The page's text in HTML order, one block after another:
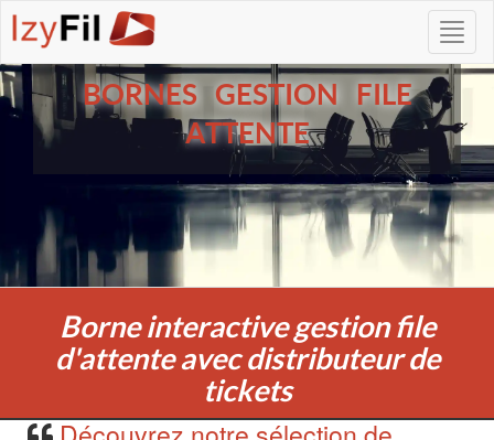
BORNES GESTION FILE
ATTENTE
Borne interactive gestion file
d'attente avec distributeur de
tickets